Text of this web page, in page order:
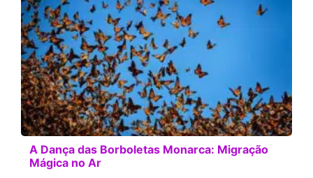
A Dança das Borboletas Monarca: Migração
Mágica no Ar